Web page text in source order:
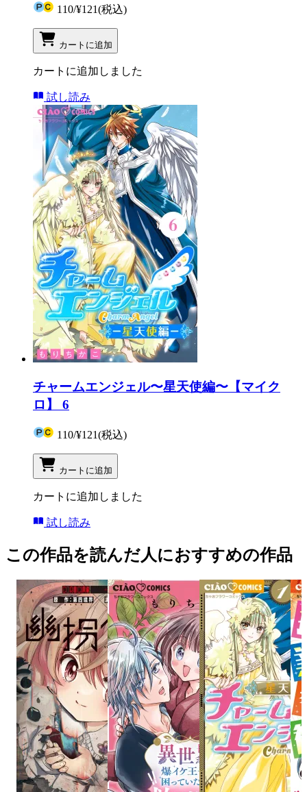
110/¥121(税込)
カートに追加
カートに追加しました
試し読み
チャームエンジェル〜星天使編〜【マイク
ロ】 6
110/¥121(税込)
カートに追加
カートに追加しました
試し読み
この作品を読んだ人におすすめの作品